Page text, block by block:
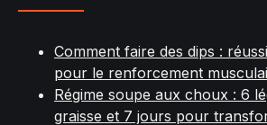
Comment faire des dips :
pour le renforcement
Régime soupe aux choux : 6
graisse et 7 jours pour